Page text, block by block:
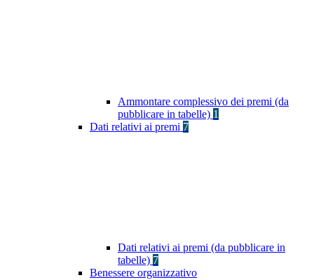
Ammontare complessivo dei premi (da
pubblicare in tabelle) 1
Dati relativi ai premi 7
Dati relativi ai premi (da pubblicare in
tabelle) 7
Benessere organizzativo